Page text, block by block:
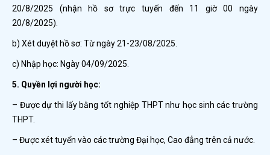
20/8/2025 (nhận hồ sơ trực tuyến đến 11 giờ 00 ngày
20/8/2025).
b) Xét duyệt hồ sơ: Từ ngày 21-23/08/2025.
c) Nhập học: Ngày 04/09/2025.
5. Quyền lợi người học:
– Được dự thi lấy bằng tốt nghiệp THPT như học sinh các trường
THPT.
– Được xét tuyển vào các trường Đại học, Cao đẳng trên cả nước.